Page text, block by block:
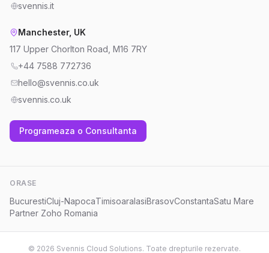
svennis.it
Manchester, UK
117 Upper Chorlton Road, M16 7RY
+44 7588 772736
hello@svennis.co.uk
svennis.co.uk
Programeaza o Consultanta
ORASE
BucurestiCluj-NapocaTimisoaraIasiBrasovConstantaSatu Mare
Partner Zoho Romania
© 2026 Svennis Cloud Solutions. Toate drepturile rezervate.